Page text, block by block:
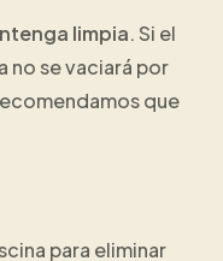
limpia. Si el
no se vaciará por
que
para eliminar